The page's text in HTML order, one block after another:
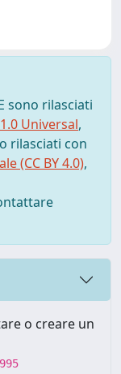
sono rilasciati
Universal,
rilasciati con
(CC BY 4.0),
o creare un